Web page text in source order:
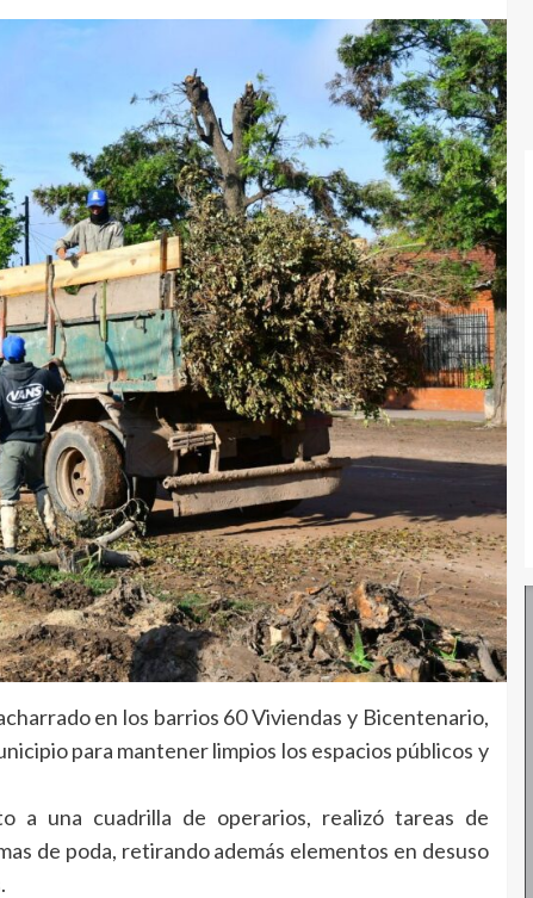
en los barrios 60 Viviendas y Bicentenario,
para mantener limpios los espacios públicos y
a una cuadrilla de operarios, realizó tareas de
de poda, retirando además elementos en desuso